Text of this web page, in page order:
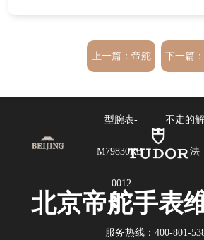
上一篇： 帝舵
型腕表-
M79830RB-
0012
下一篇
不走的
法
北京帝舵手表
服务热线： 400-801-